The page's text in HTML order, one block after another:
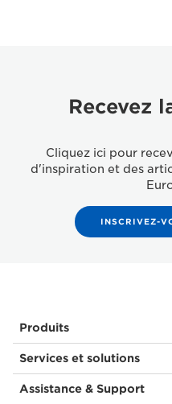
Recevez
Cliquez ici pour
d'inspiration et des
INSCRIVEZ-
Produits
Services et solutions
Assistance & Support